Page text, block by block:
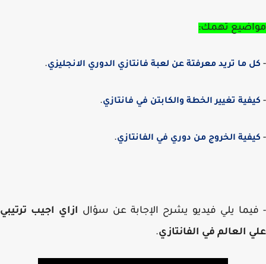
تهمك:
ما تريد معرفتة عن لعبة فانتازي الدوري الانجليزي.
تغيير الخطة والكابتن في فانتازي.
الخروج من دوري في الفانتازي.
يلي فيديو يشرح الإجابة عن سؤالازاي اجيب ترتيبي
العالم في الفانتازي.